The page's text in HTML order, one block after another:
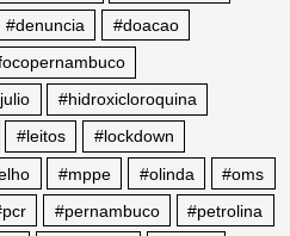
#denuncia
#doacao
#hidroxicloroquina
#leitos
#lockdown
#mppe #olinda
#oms
#pernambuco
#petrolina